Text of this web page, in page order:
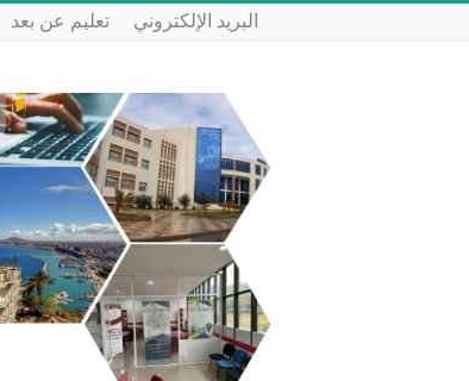
البريد الإلكتروني تعليم عن بعد